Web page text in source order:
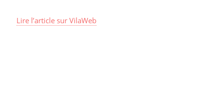
Lire l’article sur VilaWeb